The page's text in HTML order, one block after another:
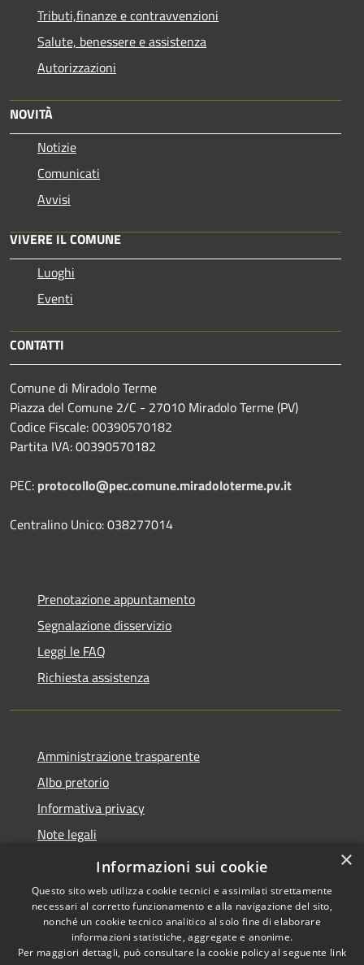
Tributi,finanze e contravvenzioni
Salute, benessere e assistenza
Autorizzazioni
NOVITÀ
Notizie
Comunicati
Avvisi
VIVERE IL COMUNE
Luoghi
Eventi
CONTATTI
Comune di Miradolo Terme
Piazza del Comune 2/C - 27010 Miradolo Terme (PV)
Codice Fiscale: 00390570182
Partita IVA: 00390570182
PEC: protocollo@pec.comune.miradoloterme.pv.it
Centralino Unico: 038277014
Prenotazione appuntamento
Segnalazione disservizio
Leggi le FAQ
Richiesta assistenza
Amministrazione trasparente
Albo pretorio
Informativa privacy
Note legali
Dichiarazione di accessibilità
Copyright © 2026 • Comune di
Miradolo Terme • Powered by
×
Informazioni sui cookie
Questo sito web utilizza cookie tecnici e assimilati strettamente
necessari al corretto funzionamento e alla navigazione del sito,
nonché un cookie tecnico analitico al solo fine di elaborare
informazioni statistiche, aggregate e anonime.
Per maggiori dettagli, può consultare la cookie policy al seguente link